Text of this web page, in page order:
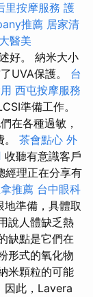
里按摩服務 護
推薦 居家清
醫美
好。 納米大小
UVA保護。 台
西屯按摩服務
準備工作。
在各種過敏，
茶會點心 外
收聽有意識客戶
經理正在分享有
推薦 台中眼科
準備，具體取
說人體缺乏熱
缺點是它們在
形式的氧化物
米顆粒的可能
因此，Lavera